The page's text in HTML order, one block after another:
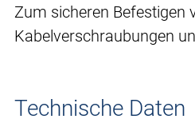
Zum sicheren Befestigen
Kabelverschraubungen
Technische Daten